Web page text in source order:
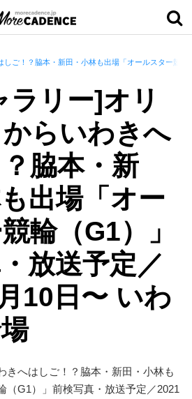
しご！？脇本・新田・小林も出場「オールスター競
ラリー]オリ
らいわきへ
脇本・新
出場「オー
輪（G1）」
放送予定／
10日〜 いわ
きへはしご！？脇本・新田・小林も
（G1）」前検写真・放送予定／2021